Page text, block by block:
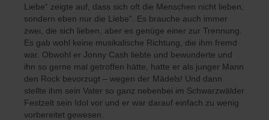
Liebe“ zeigte auf, dass sich oft die Menschen nicht lieben,
sondern eben nur die Liebe“. Es brauche auch immer
zwei, die sich lieben, aber es genüge einer zur Trennung.
Es gab wohl keine musikalische Richtung, die ihm fremd
war. Obwohl er Jonny Cash liebte und bewunderte und
ihn so gerne mal getroffen hätte, hatte er als junger Mann
den Rock bevorzugt – wegen der Mädels! Und dann
stellte ihm sein Vater so ganz nebenbei im Schwarzwälder
Festzelt sein Idol vor und er war darauf einfach zu wenig
vorbereitet gewesen.